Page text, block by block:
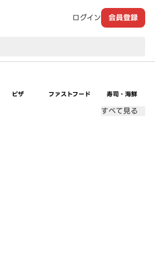
ログイン 会員登録
ピザ ファストフード 寿司・海鮮
すべて見る